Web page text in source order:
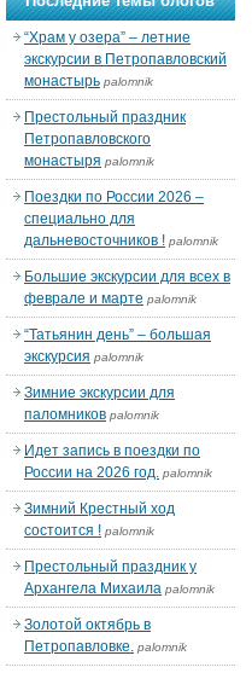
“Храм у озера” – летние
экскурсии в Петропавловский
монастырь palomnik
Престольный праздник
Петропавловского
монастыря palomnik
Поездки по России 2026 –
специально для
дальневосточников ! palomnik
Большие экскурсии для всех в
феврале и марте palomnik
“Татьянин день” – большая
экскурсия palomnik
Зимние экскурсии для
паломников palomnik
Идет запись в поездки по
России на 2026 год. palomnik
Зимний Крестный ход
состоится ! palomnik
Престольный праздник у
Архангела Михаила palomnik
Золотой октябрь в
Петропавловке. palomnik